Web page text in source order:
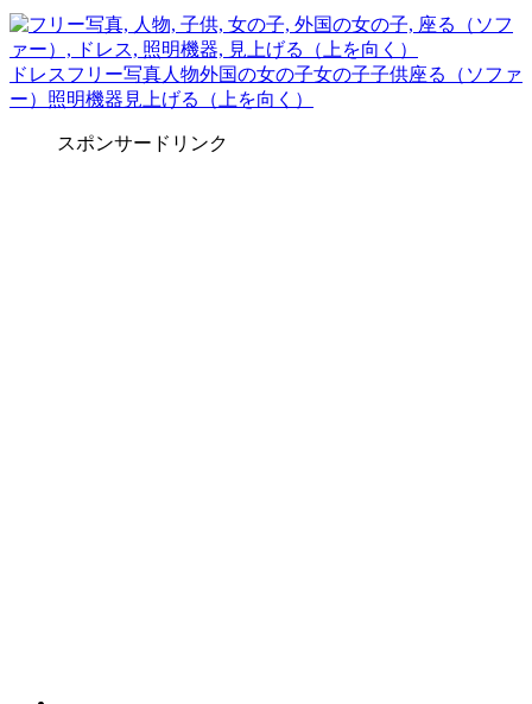
ドレスフリー写真人物外国の女の子女の子子供座る（ソファ
ー） 照明機器 見上げる（上を向く）
スポンサードリンク